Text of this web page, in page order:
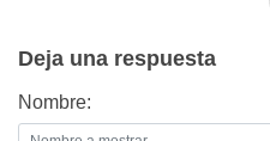
Deja una respuesta
Nombre: